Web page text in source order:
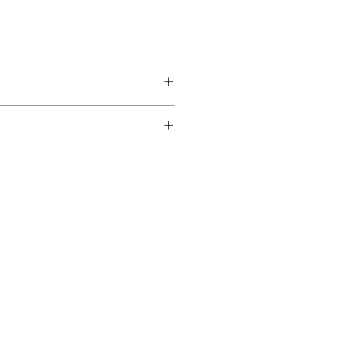
zona extendida)